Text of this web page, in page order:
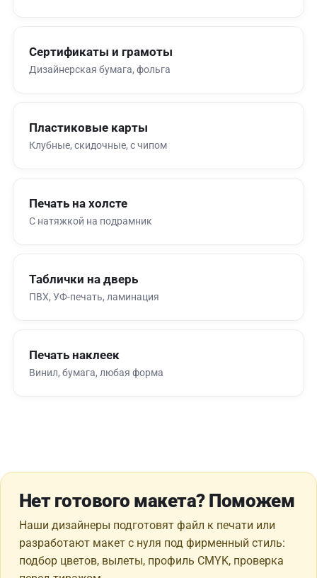
Сертификаты и грамоты
Дизайнерская бумага, фольга
Пластиковые карты
Клубные, скидочные, с чипом
Печать на холсте
С натяжкой на подрамник
Таблички на дверь
ПВХ, УФ-печать, ламинация
Печать наклеек
Винил, бумага, любая форма
Нет готового макета? Поможем
Наши дизайнеры подготовят файл к печати или
разработают макет с нуля под фирменный стиль:
подбор цветов, вылеты, профиль CMYK, проверка